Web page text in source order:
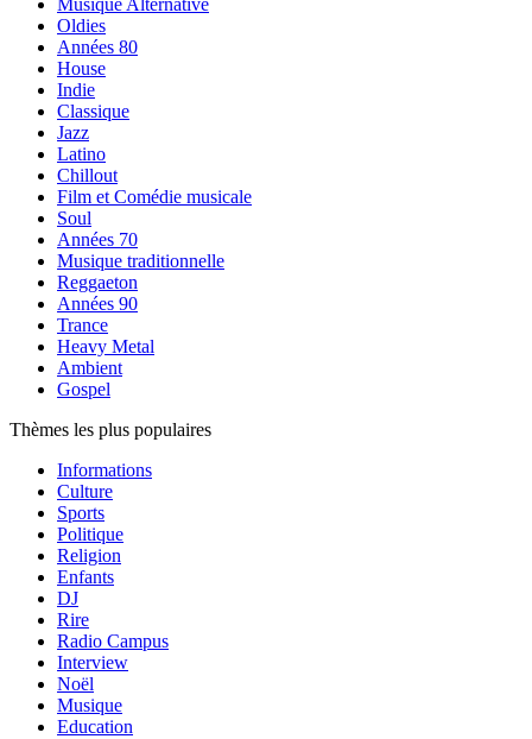
Musique Alternative
Oldies
Années 80
House
Indie
Classique
Jazz
Latino
Chillout
Film et Comédie musicale
Soul
Années 70
Musique traditionnelle
Reggaeton
Années 90
Trance
Heavy Metal
Ambient
Gospel
Thèmes les plus populaires
Informations
Culture
Sports
Politique
Religion
Enfants
DJ
Rire
Radio Campus
Interview
Noël
Musique
Education